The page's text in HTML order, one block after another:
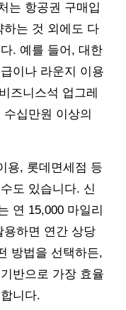
는 항공권 구매입
하는 것 외에도 다
. 예를 들어, 대한
이나 라운지 이용
즈니스석 업그레
십만원 이상의
용, 롯데면세점 등
도 있습니다. 신
연 15,000 마일리
용하면 연간 상당
방법을 선택하든,
반으로 가장 효율
니다.